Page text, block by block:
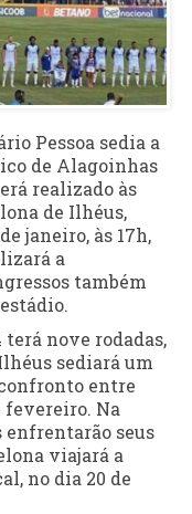
Pessoa sedia a
de Alagoinhas
realizado às
de Ilhéus,
janeiro, às 17h,
a
também
nove rodadas,
sediará um
entre
fevereiro. Na
enfrentarão seus
viajará a
no dia 20 de